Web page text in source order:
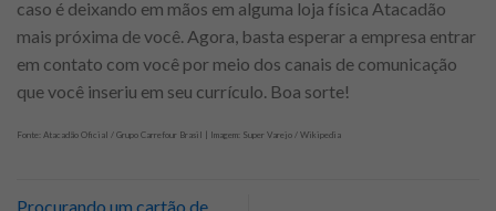
caso é deixando em mãos em alguma loja física Atacadão
mais próxima de você. Agora, basta esperar a empresa entrar
em contato com você por meio dos canais de comunicação
que você inseriu em seu currículo. Boa sorte!
Fonte: Atacadão Oficial / Grupo Carrefour Brasil | Imagem: Super Varejo / Wikipedia
Procurando um cartão de